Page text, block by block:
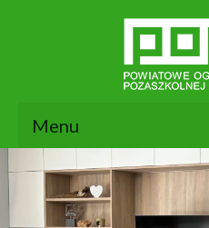
Menu
Aktualności
O nas